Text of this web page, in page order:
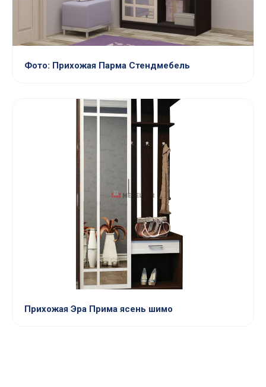
Фото: Прихожая Парма Стендмебель
Прихожая Эра Прима ясень шимо